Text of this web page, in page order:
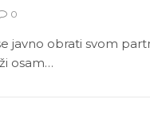
0
javno obrati svom
osam…